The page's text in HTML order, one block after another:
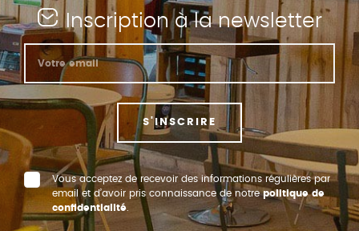
Inscription à la newsletter
S'INSCRIRE
Vous acceptez de recevoir des informations régulières par
email et d’avoir pris connaissance de notrepolitique de
confidentialité